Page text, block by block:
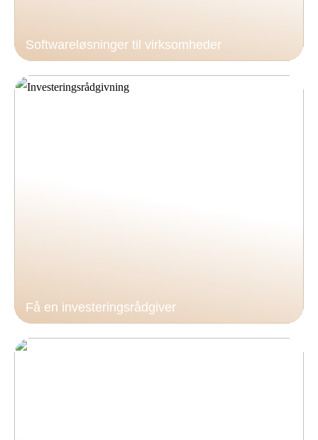
Softwareløsninger til virksomheder
Få en investeringsrådgiver